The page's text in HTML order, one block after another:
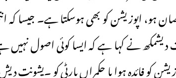
ہو، اپوزیشن کو بھی ہوسکتا ہے۔ جیسا کہ
دیشمکھ نے کہا ہے کہ ایسا کوئی اصول نہیں
کو فائدہ ہوا یا حکمراں پارٹی کو